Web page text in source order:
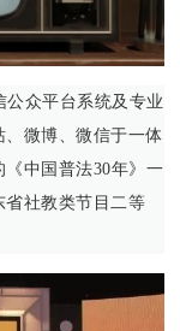
公众平台系统及专业
微博、微信于一体
中国普法30年》一
省社教类节目二等